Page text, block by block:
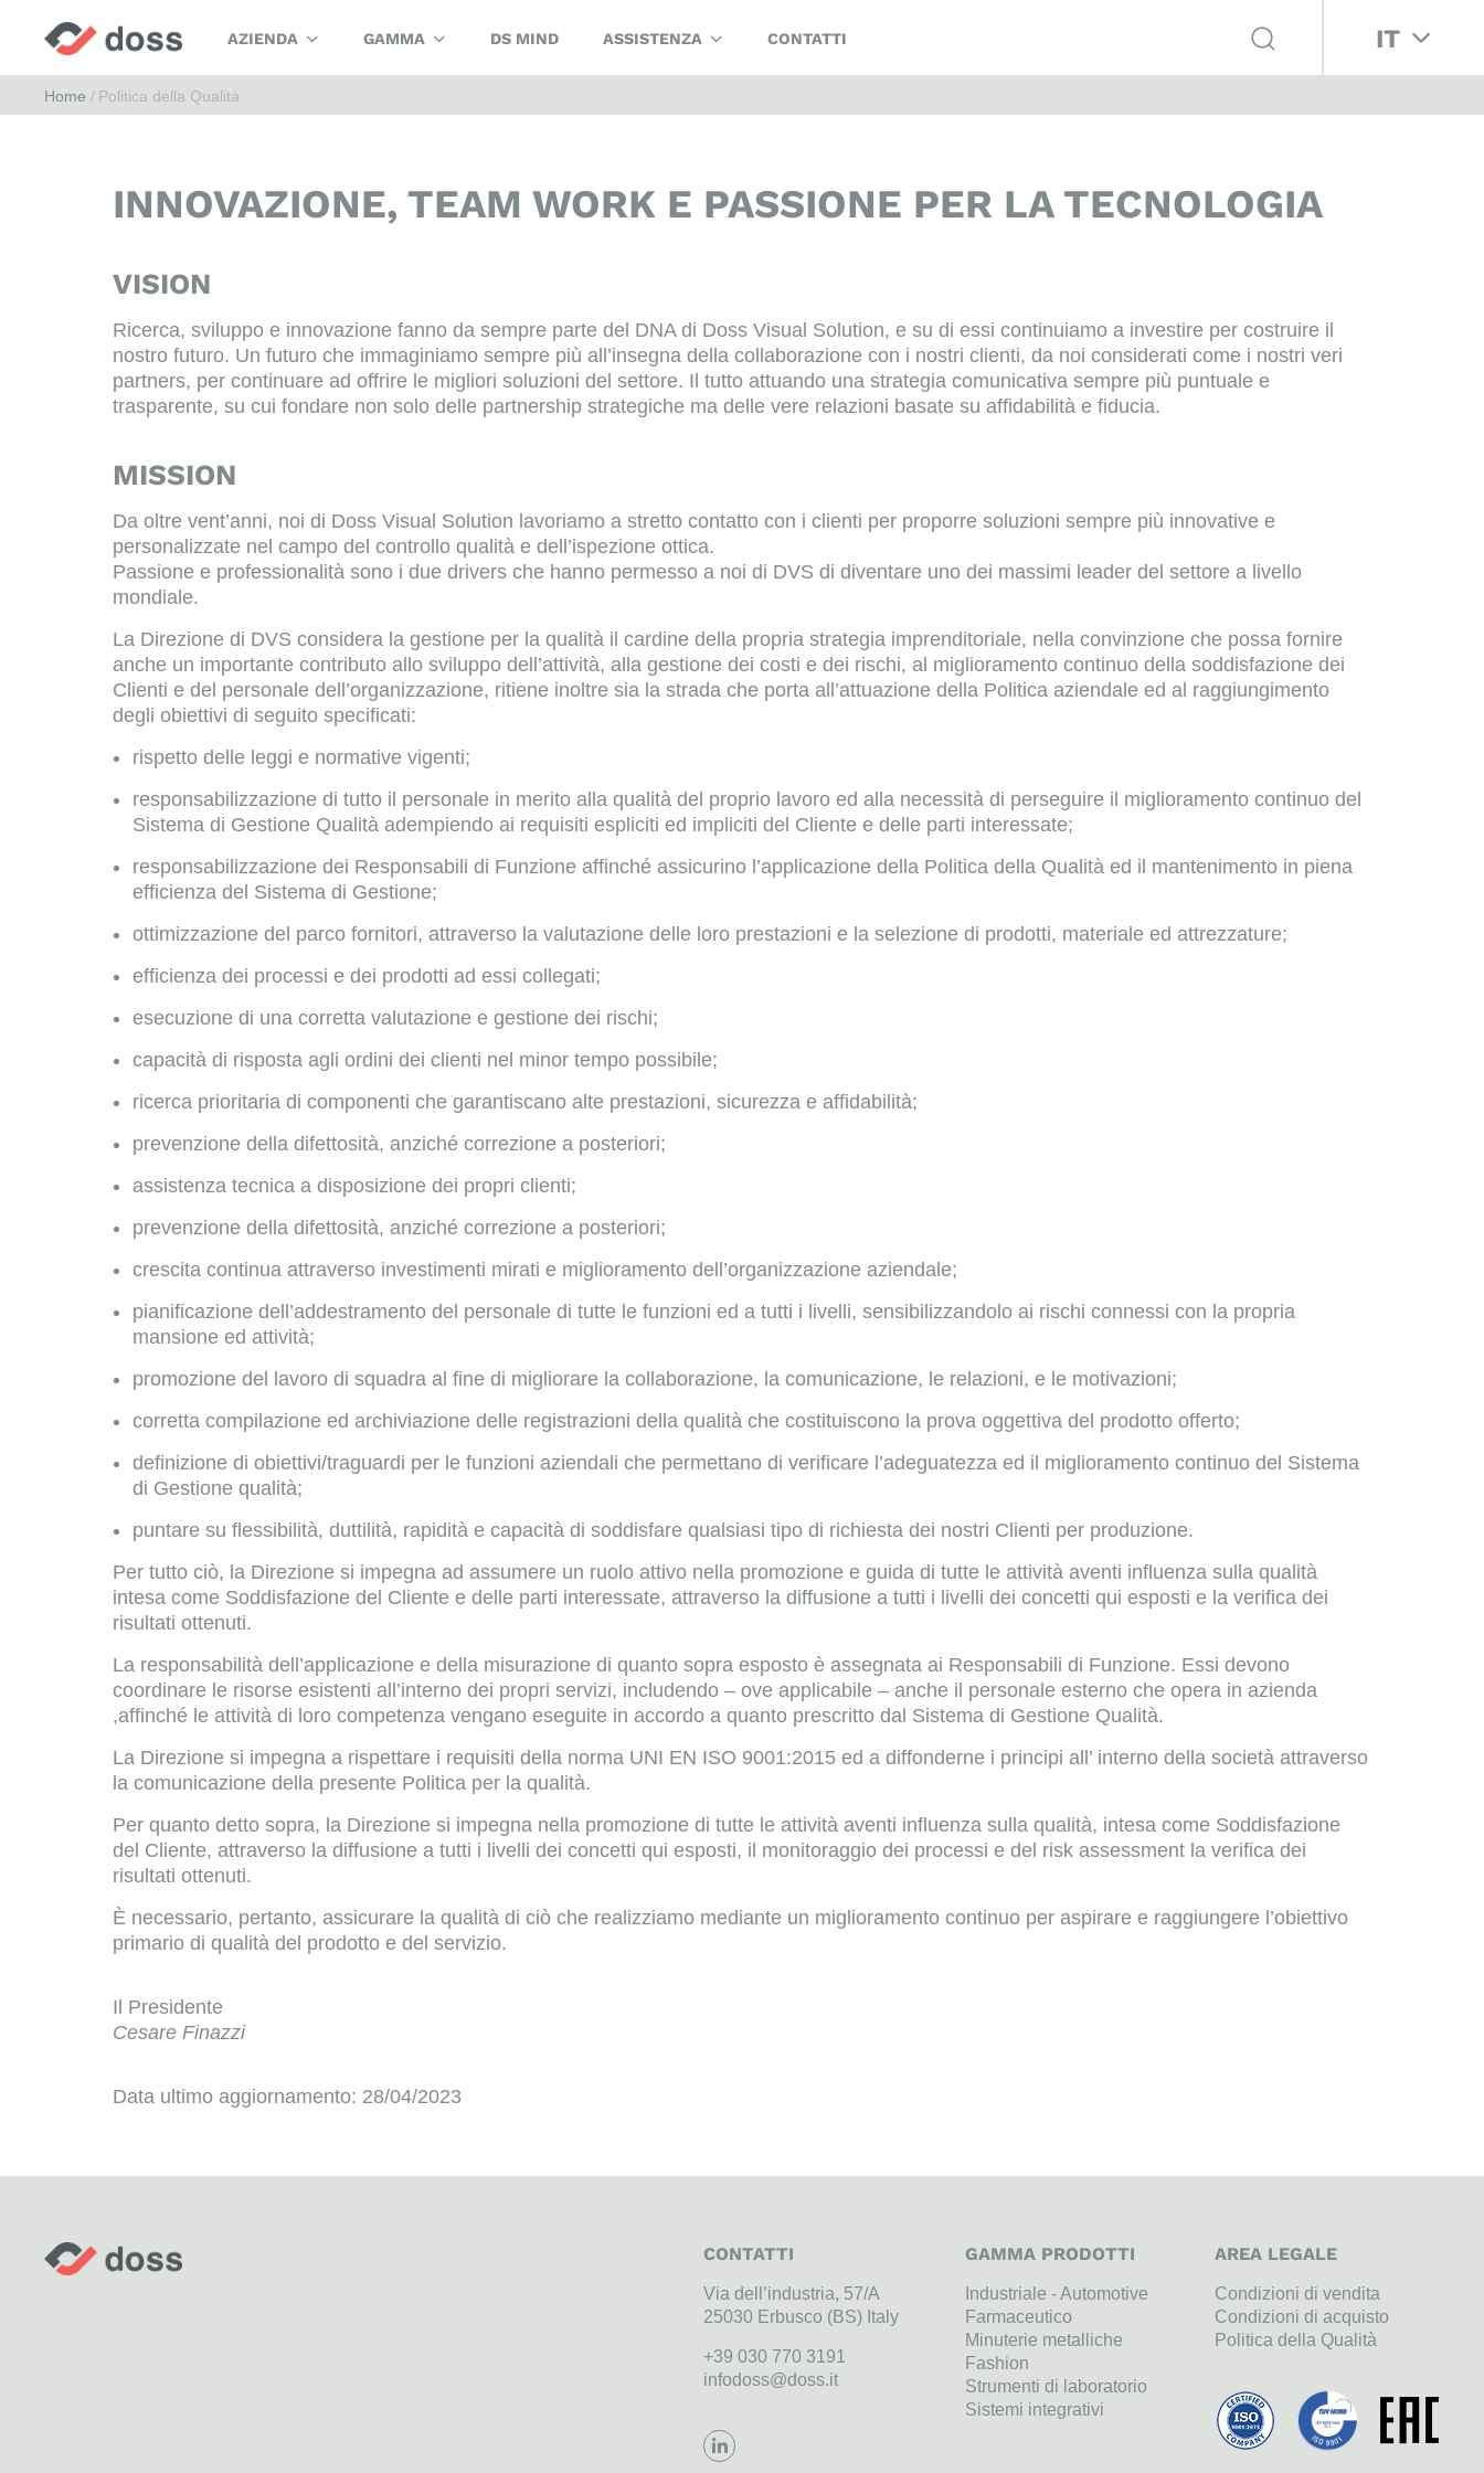
AZIENDA GAMMA DS MIND ASSISTENZA CONTATTI IT
Home Politica della Qualità
INNOVAZIONE, TEAM WORK E PASSIONE PER LA TECNOLOGIA
VISION
Ricerca, sviluppo e innovazione fanno da sempre parte del DNA di Doss Visual Solution, e su di essi continuiamo a investire per costruire il
nostro futuro. Un futuro che immaginiamo sempre più all’insegna della collaborazione con i nostri clienti, da noi considerati come i nostri veri
partners, per continuare ad offrire le migliori soluzioni del settore. Il tutto attuando una strategia comunicativa sempre più puntuale e
trasparente, su cui fondare non solo delle partnership strategiche ma delle vere relazioni basate su affidabilità e fiducia.
MISSION
Da oltre vent’anni, noi di Doss Visual Solution lavoriamo a stretto contatto con i clienti per proporre soluzioni sempre più innovative e
personalizzate nel campo del controllo qualità e dell’ispezione ottica.
Passione e professionalità sono i due drivers che hanno permesso a noi di DVS di diventare uno dei massimi leader del settore a livello
mondiale.
La Direzione di DVS considera la gestione per la qualità il cardine della propria strategia imprenditoriale, nella convinzione che possa fornire
anche un importante contributo allo sviluppo dell’attività, alla gestione dei costi e dei rischi, al miglioramento continuo della soddisfazione dei
Clienti e del personale dell’organizzazione, ritiene inoltre sia la strada che porta all’attuazione della Politica aziendale ed al raggiungimento
degli obiettivi di seguito specificati:
rispetto delle leggi e normative vigenti;
responsabilizzazione di tutto il personale in merito alla qualità del proprio lavoro ed alla necessità di perseguire il miglioramento continuo del
Sistema di Gestione Qualità adempiendo ai requisiti espliciti ed impliciti del Cliente e delle parti interessate;
responsabilizzazione dei Responsabili di Funzione affinché assicurino l’applicazione della Politica della Qualità ed il mantenimento in piena
efficienza del Sistema di Gestione;
ottimizzazione del parco fornitori, attraverso la valutazione delle loro prestazioni e la selezione di prodotti, materiale ed attrezzature;
efficienza dei processi e dei prodotti ad essi collegati;
esecuzione di una corretta valutazione e gestione dei rischi;
capacità di risposta agli ordini dei clienti nel minor tempo possibile;
ricerca prioritaria di componenti che garantiscano alte prestazioni, sicurezza e affidabilità;
prevenzione della difettosità, anziché correzione a posteriori;
assistenza tecnica a disposizione dei propri clienti;
prevenzione della difettosità, anziché correzione a posteriori;
crescita continua attraverso investimenti mirati e miglioramento dell’organizzazione aziendale;
pianificazione dell’addestramento del personale di tutte le funzioni ed a tutti i livelli, sensibilizzandolo ai rischi connessi con la propria
mansione ed attività;
promozione del lavoro di squadra al fine di migliorare la collaborazione, la comunicazione, le relazioni, e le motivazioni;
corretta compilazione ed archiviazione delle registrazioni della qualità che costituiscono la prova oggettiva del prodotto offerto;
definizione di obiettivi/traguardi per le funzioni aziendali che permettano di verificare l’adeguatezza ed il miglioramento continuo del Sistema
di Gestione qualità;
puntare su flessibilità, duttilità, rapidità e capacità di soddisfare qualsiasi tipo di richiesta dei nostri Clienti per produzione.
Per tutto ciò, la Direzione si impegna ad assumere un ruolo attivo nella promozione e guida di tutte le attività aventi influenza sulla qualità
intesa come Soddisfazione del Cliente e delle parti interessate, attraverso la diffusione a tutti i livelli dei concetti qui esposti e la verifica dei
risultati ottenuti.
La responsabilità dell’applicazione e della misurazione di quanto sopra esposto è assegnata ai Responsabili di Funzione. Essi devono
coordinare le risorse esistenti all’interno dei propri servizi, includendo – ove applicabile – anche il personale esterno che opera in azienda
,affinché le attività di loro competenza vengano eseguite in accordo a quanto prescritto dal Sistema di Gestione Qualità.
La Direzione si impegna a rispettare i requisiti della norma UNI EN ISO 9001:2015 ed a diffonderne i principi all’ interno della società attraverso
la comunicazione della presente Politica per la qualità.
Per quanto detto sopra, la Direzione si impegna nella promozione di tutte le attività aventi influenza sulla qualità, intesa come Soddisfazione
del Cliente, attraverso la diffusione a tutti i livelli dei concetti qui esposti, il monitoraggio dei processi e del risk assessment la verifica dei
risultati ottenuti.
È necessario, pertanto, assicurare la qualità di ciò che realizziamo mediante un miglioramento continuo per aspirare e raggiungere l’obiettivo
primario di qualità del prodotto e del servizio.
Il Presidente
Cesare Finazzi
Data ultimo aggiornamento: 28/04/2023
CONTATTI
Via dell’industria, 57/A
25030 Erbusco (BS) Italy
+39 030 770 3191
infodoss@doss.it
GAMMA PRODOTTI
Industriale - Automotive
Farmaceutico
Minuterie metalliche
Fashion
Strumenti di laboratorio
Sistemi integrativi
AREA LEGALE
Condizioni di vendita
Condizioni di acquisto
Politica della Qualità